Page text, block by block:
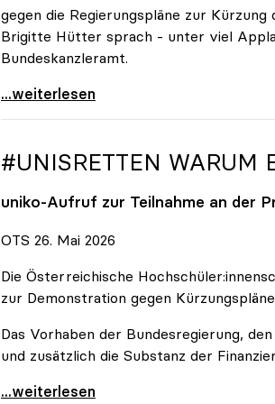
gegen die Regierungspläne zur
Brigitte Hütter sprach - unter viel
Bundeskanzleramt.
\"Wir nehmen es nicht hin\": Rede von
...weiterlesen
#UNISRETTEN WARUM
uniko-Aufruf zur Teilnahme an der
OTS 26. Mai 2026
Die Österreichische
zur Demonstration gegen
Das Vorhaben der Bundesregierung,
und zusätzlich die Substanz der
#UnisRetten Warum es sich zu
...weiterlesen